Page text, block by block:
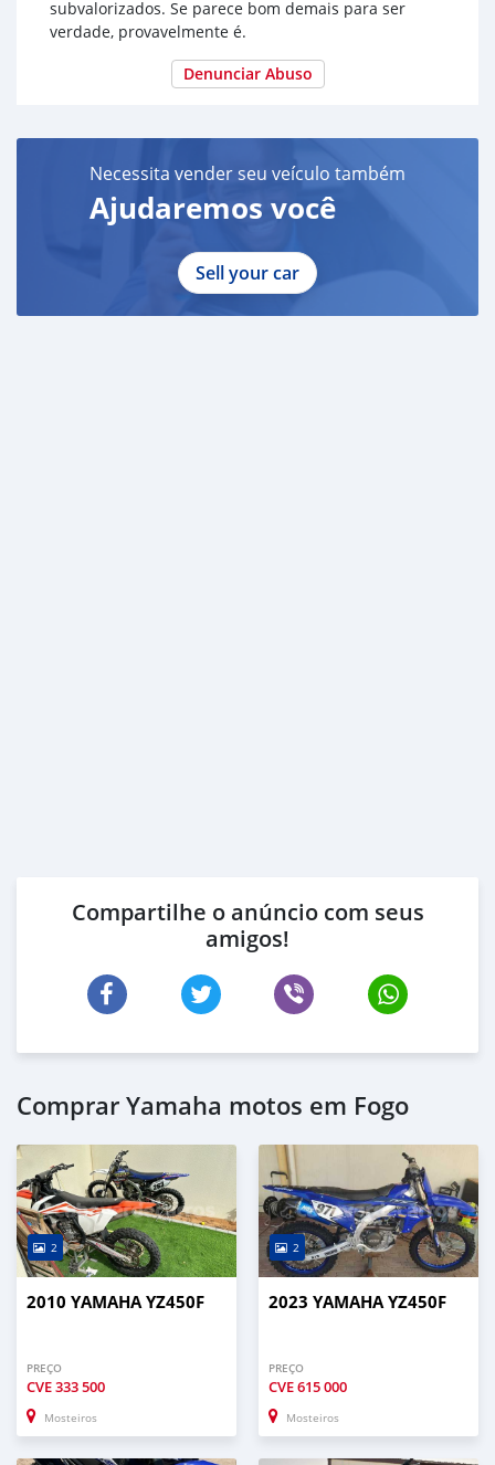
subvalorizados. Se parece bom demais para ser
verdade, provavelmente é.
Denunciar Abuso
Necessita vender seu veículo também
Ajudaremos você
Sell your car
Compartilhe o anúncio com seus
amigos!
Comprar Yamaha motos em Fogo
2
2010 YAMAHA YZ450F
PREÇO
CVE333 500
Mosteiros
2
2023 YAMAHA YZ450F
PREÇO
CVE615 000
Mosteiros